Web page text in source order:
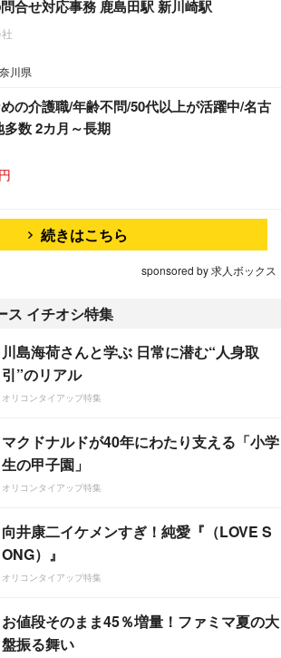
合せ対応事務 鹿島田駅 新川崎駅
川県
の介護職/年齢不問/50代以上が活躍中/名古
数 2カ月～長期
続きはこちら
sponsored by 求人ボックス
ス イチオシ特集
川島海荷さんと学ぶ 日常に潜む“人身取
引”のリアル
オリコンタイアップ特集
マクドナルドが40年にわたり支える「小学
生の甲子園」
オリコンタイアップ特集
向井康二イケメンすぎ！純愛『（LOVE S
ONG）』
オリコンタイアップ特集
お値段そのまま45％増量！ファミマ夏の大
盤振る舞い